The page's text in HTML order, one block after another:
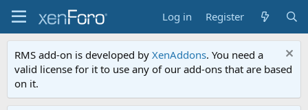
Log in Register
RMS add-on is developed by XenAddons. You need a
valid license for it to use any of our add-ons that are based
on it.